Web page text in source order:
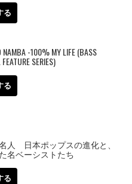
る
-100% MY LIFE (BASS
SERIES)
る
人 日本ポップスの進化と、
名ベーシストたち
る